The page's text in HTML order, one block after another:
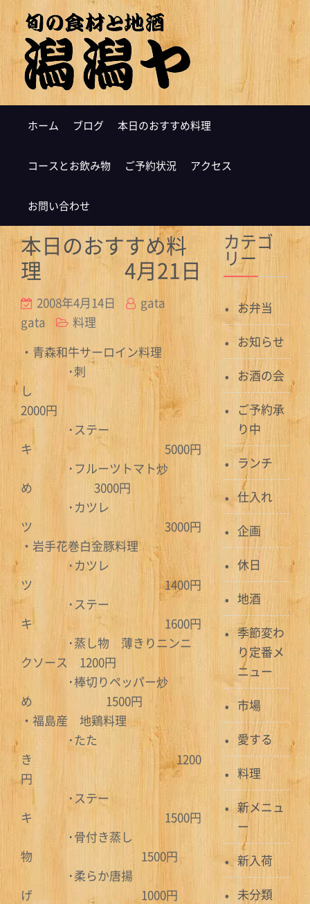
ホーム ブログ 本日のおすすめ料理
コースとお飲み物 ご予約状況 アクセス
お問い合わせ
本日のおすすめ料
理 4月21日
2008年4月14日
gata
gata
料理
・青森和牛サーロイン料理
･刺
し
2000円
･ステー
キ 5000円
･フルーツトマト炒
め 3000円
･カツレ
ツ 3000円
・岩手花巻白金豚料理
･カツレ
ツ 1400円
･ステー
キ 1600円
･蒸し物 薄きりニンニ
クソース 1200円
･棒切りペッパー炒
め 1500円
・福島産 地鶏料理
･たた
き 1200
円
･ステー
キ 1500円
･骨付き蒸し
物 1500円
･柔らか唐揚
げ 1000円
カテゴ
リー
お弁当
お知らせ
お酒の会
ご予約承
り中
ランチ
仕入れ
企画
休日
地酒
季節変わ
り定番メ
ニュー
市場
愛する
料理
新メニュ
ー
新入荷
未分類